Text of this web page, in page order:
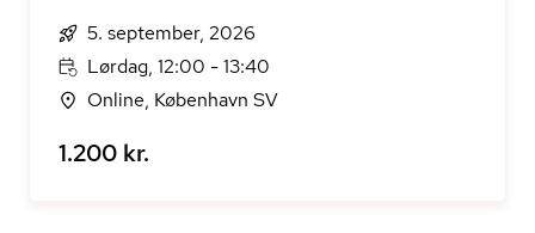
5. september, 2026
Lørdag, 12:00 - 13:40
Online, København SV
1.200 kr.